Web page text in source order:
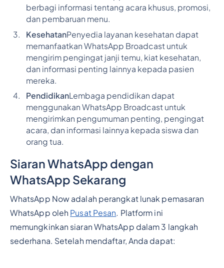
berbagi informasi tentang acara khusus, promosi,
dan pembaruan menu.
KesehatanPenyedia layanan kesehatan dapat
memanfaatkan WhatsApp Broadcast untuk
mengirim pengingat janji temu, kiat kesehatan,
dan informasi penting lainnya kepada pasien
mereka.
PendidikanLembaga pendidikan dapat
menggunakan WhatsApp Broadcast untuk
mengirimkan pengumuman penting, pengingat
acara, dan informasi lainnya kepada siswa dan
orang tua.
Siaran WhatsApp dengan
WhatsApp Sekarang
WhatsApp Now adalah perangkat lunak pemasaran
WhatsApp oleh Pusat Pesan. Platform ini
memungkinkan siaran WhatsApp dalam 3 langkah
sederhana. Setelah mendaftar, Anda dapat: